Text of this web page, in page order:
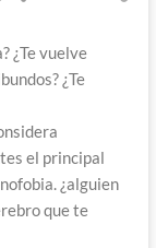
¿Te vuelve
¿Te
el principal
¿alguien
que te